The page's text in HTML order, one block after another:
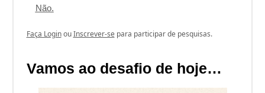
Não.
Faça LoginouInscrever-separa participar de pesquisas.
Vamos ao desafio de hoje…